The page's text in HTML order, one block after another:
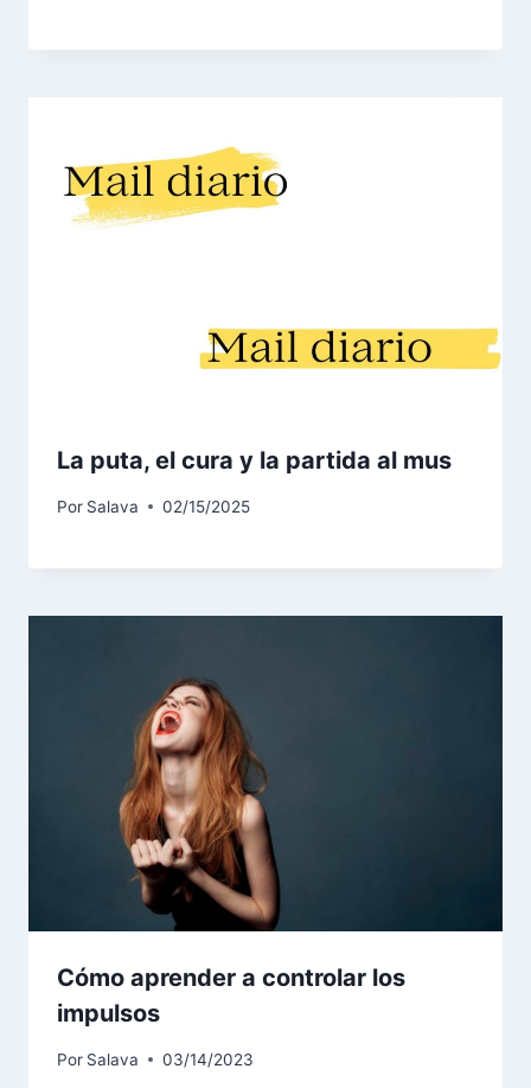
La puta, el cura y la partida al mus
Por Salava 02/15/2025
Cómo aprender a controlar los
impulsos
Por Salava 03/14/2023